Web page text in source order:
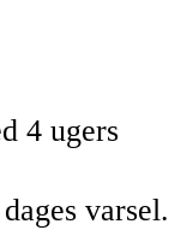
4 ugers
varsel.